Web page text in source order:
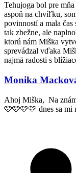
Tehujoga bol pre
aspoň na chvíľku,
povinností a mala
tak zbežne, ale
ktorú nám Miška
sprevádzal vďaka
najmä radosti s
Monika
Ahoj Miška, Na
🩷🩷🩷🩷 dnes sa mi